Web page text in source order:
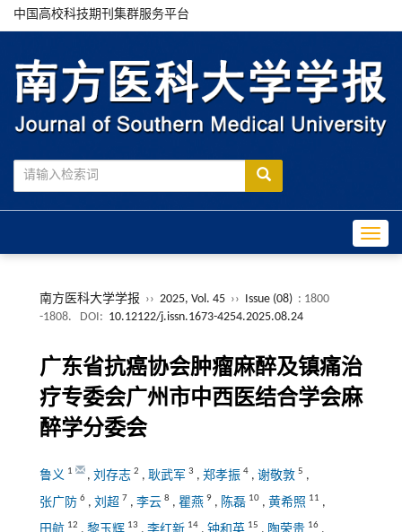
中国高校科技期刊集群服务平台
南方医科大学学报 ›› 2025, Vol. 45 ›› Issue (08) : 1800
-1808.
DOI: 10.12122/j.issn.1673-4254.2025.08.24
广东省抗癌协会肿瘤麻醉及镇痛治
疗专委会广州市中西医结合学会麻
醉学分委会
鲁义 1 , 刘存志 2 , 耿武军 3 , 郑孝振 4, 谢敬敦 5 ,
张广防 6, 刘超 7 , 李云 8 , 瞿燕 9 , 陈磊 10, 黄希照 11 ,
12 13 14 15 16